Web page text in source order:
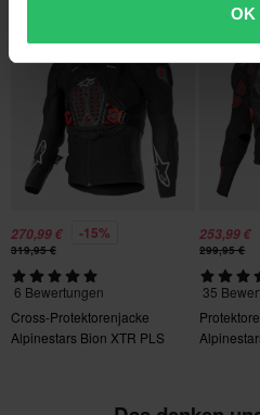
OK
Hammerpreis!
270,99 € -15%
319,95 €
6 Bewertungen
Cross-Protektorenjacke
Alpinestars Bion XTR PLS
253,99 €
299,95 €
35